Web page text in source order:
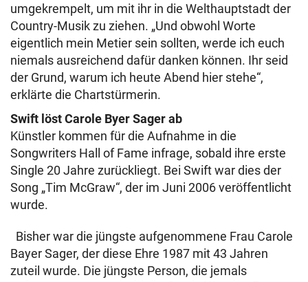
umgekrempelt, um mit ihr in die Welthauptstadt der
Country-Musik zu ziehen. „Und obwohl Worte
eigentlich mein Metier sein sollten, werde ich euch
niemals ausreichend dafür danken können. Ihr seid
der Grund, warum ich heute Abend hier stehe“,
erklärte die Chartstürmerin.
Swift löst Carole Byer Sager ab
Künstler kommen für die Aufnahme in die
Songwriters Hall of Fame infrage, sobald ihre erste
Single 20 Jahre zurückliegt. Bei Swift war dies der
Song „Tim McGraw“, der im Juni 2006 veröffentlicht
wurde.
Bisher war die jüngste aufgenommene Frau Carole
Bayer Sager, der diese Ehre 1987 mit 43 Jahren
zuteil wurde. Die jüngste Person, die jemals